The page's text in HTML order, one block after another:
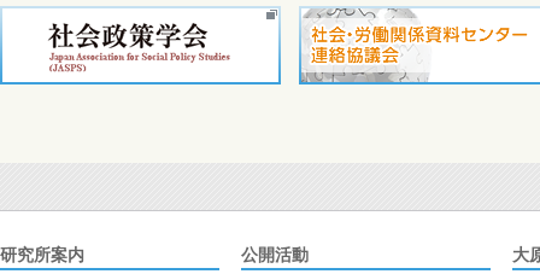
研究所案内 公開活動 大